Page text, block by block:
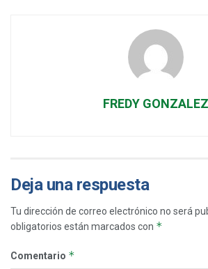
FREDY GONZALEZ
Deja una respuesta
Tu dirección de correo electrónico no será
obligatorios están marcados con *
Comentario *